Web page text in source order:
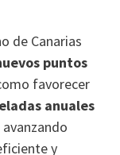
de Canarias
puntos
favorecer
anuales
avanzando
y